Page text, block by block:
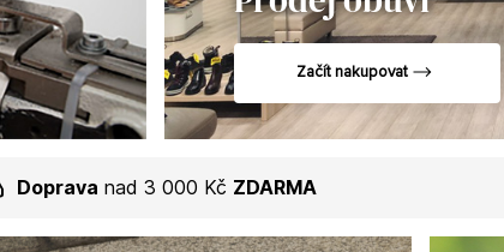
Začít nakupovat
Doprava nad 3 000 Kč ZDARMA